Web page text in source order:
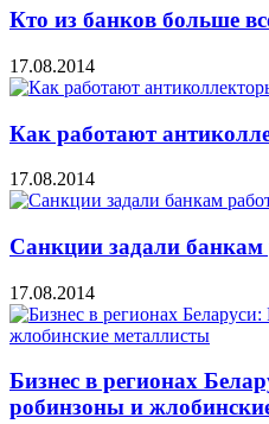
Кто из банков больше
17.08.2014
Как работают
17.08.2014
Санкции задали банкам
17.08.2014
Бизнес в регионах
робинзоны и